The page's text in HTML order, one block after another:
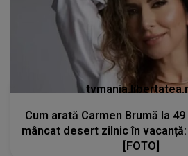
Cum arată Carmen Brumă la
mâncat desert zilnic în vacanță:
[FOTO]